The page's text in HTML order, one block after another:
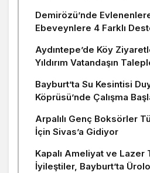
Demirözü’nde
Ebeveynlere 4 Farklı
Aydıntepe’de Köy
Yıldırım Vatandaşın
Bayburt’ta Su Kesintisi
Köprüsü’nde Çalışma
Arpalılı Genç Boksörler
İçin Sivas’a Gidiyor
Kapalı Ameliyat ve
İyileştiler, Bayburt’ta